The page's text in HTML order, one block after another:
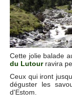
Cette jolie balade
du Lutourravira
Ceux qui iront
déguster les
d'Estom.